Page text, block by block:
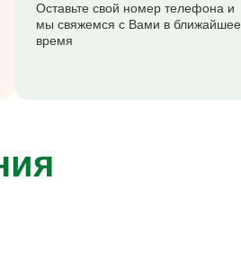
Оставьте свой номер телефона и
мы свяжемся с Вами в ближайшее
время